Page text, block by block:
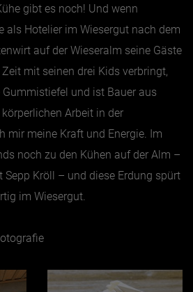
gibt es noch! Und wenn
als Hotelier im Wiesergut nach dem
auf der Wieseralm seine Gäste
mit seinen drei Kids verbringt,
und ist Bauer aus
Arbeit in der
mir meine Kraft und Energie. Im
noch zu den Kühen auf der Alm –
Sepp Kröll – und diese Erdung spürt
im Wiesergut.